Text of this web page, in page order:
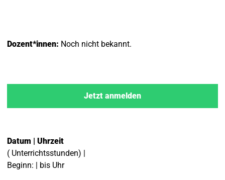
Dozent*innen: Noch nicht bekannt.
Jetzt anmelden
Datum | Uhrzeit
( Unterrichtsstunden) |
Beginn: | bis Uhr